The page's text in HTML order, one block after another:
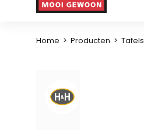
Home > Producten > Tafels